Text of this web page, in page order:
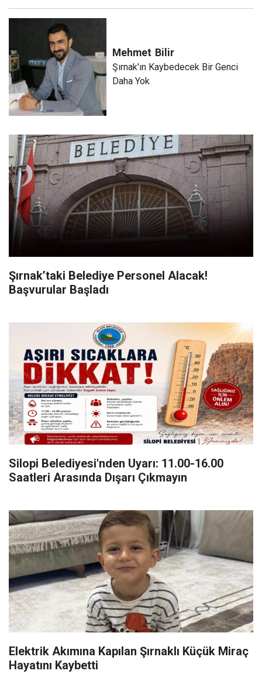
Mehmet Bilir
Şırnak'ın Kaybedecek Bir Genci
Daha Yok
Şırnak’taki Belediye Personel Alacak!
Başvurular Başladı
Silopi Belediyesi'nden Uyarı: 11.00-16.00
Saatleri Arasında Dışarı Çıkmayın
Elektrik Akımına Kapılan Şırnaklı Küçük Miraç
Hayatını Kaybetti